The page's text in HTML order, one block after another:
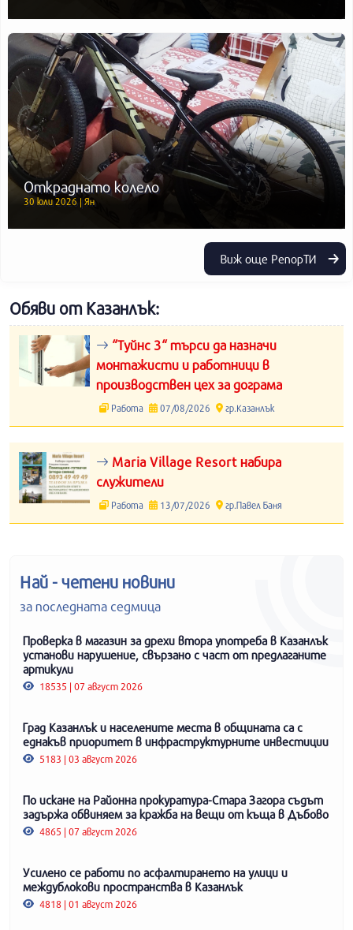
Откраднато колело
30 юли 2026 | Ян
Виж още РепорТИ
Обяви от Казанлък:
“Туйнс 3“ търси да назначи
монтажисти и работници в
производствен цех за дограма
Работа 07/08/2026 гр.Казанлък
Maria Village Resort набира
служители
Работа 13/07/2026 гр.Павел Баня
Най - четени новини
за последната седмица
Проверка в магазин за дрехи втора употреба в Казанлък
установи нарушение, свързано с част от предлаганите
артикули
18535 | 07 август 2026
Град Казанлък и населените места в общината са с
еднакъв приоритет в инфраструктурните инвестиции
5183 | 03 август 2026
По искане на Районна прокуратура-Стара Загора съдът
задържа обвиняем за кражба на вещи от къща в Дъбово
4865 | 07 август 2026
Усилено се работи по асфалтирането на улици и
междублокови пространства в Казанлък
4818 | 01 август 2026